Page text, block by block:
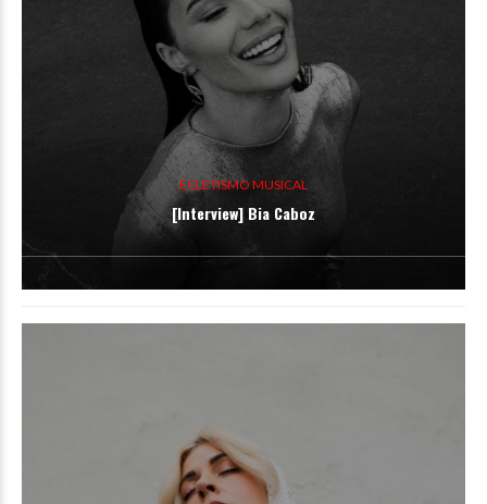
ECLETISMO MUSICAL
[Interview] Bia Caboz